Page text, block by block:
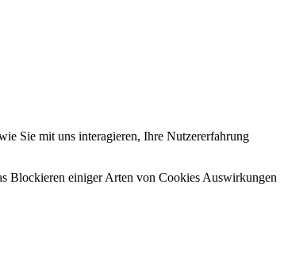
Sie mit uns interagieren, Ihre Nutzererfahrung
Blockieren einiger Arten von Cookies Auswirkungen